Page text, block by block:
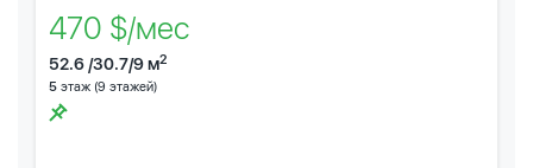
470 $/мес
52.6 /30.7/9 м2
5 этаж (9 этажей)